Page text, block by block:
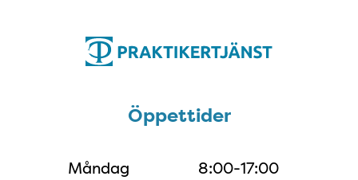
Öppettider
Måndag
8:00-17:00